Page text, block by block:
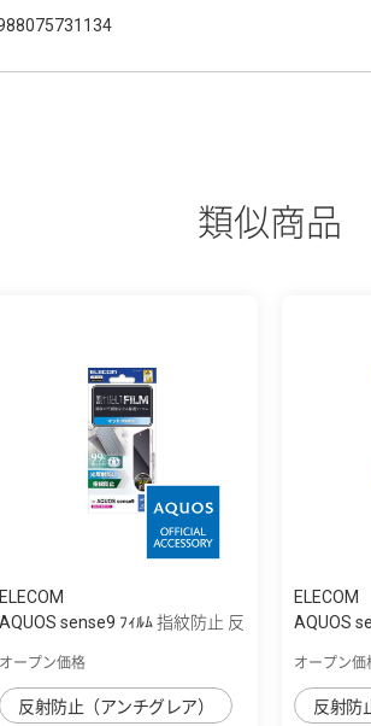
類似商品
ELECOM
AQUOS sense9 ﾌｨﾙﾑ 指紋防止 反
オープン価格
反射防止（アンチグレア）
ELECOM
AQUOS
オープン価
反射防